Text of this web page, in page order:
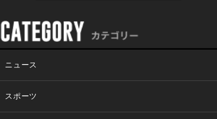
ニュース
スポーツ